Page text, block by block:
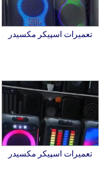
تعمیرات اسپیکر مکسیدر
تعمیرات اسپیکر مکسیدر